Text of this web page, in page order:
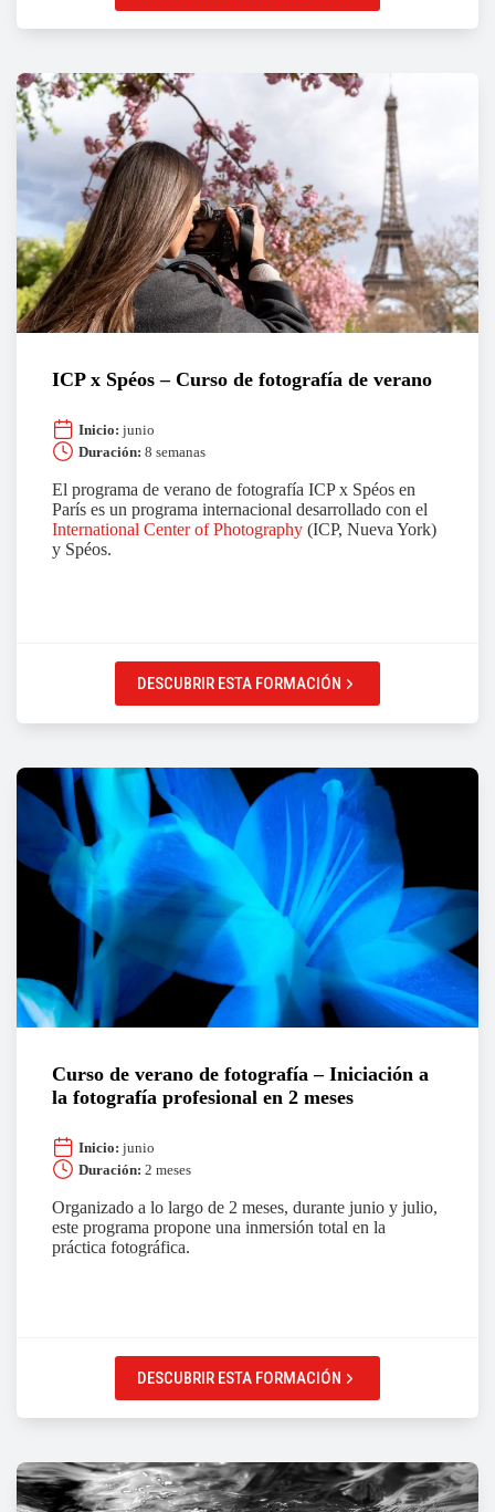
ICP x Spéos – Curso de fotografía de verano
Inicio: junio
Duración: 8 semanas
El programa de verano de fotografía ICP x Spéos en
París es un programa internacional desarrollado con el
International Center of Photography (ICP, Nueva York)
y Spéos.
DESCUBRIR ESTA FORMACIÓN
Curso de verano de fotografía – Iniciación a
la fotografía profesional en 2 meses
Inicio: junio
Duración: 2 meses
Organizado a lo largo de 2 meses, durante junio y julio,
este programa propone una inmersión total en la
práctica fotográfica.
DESCUBRIR ESTA FORMACIÓN